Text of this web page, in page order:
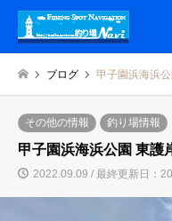
ブログ 甲子園浜海浜
その他の情報 釣り場情報
甲子園浜海浜公園 東護
2022.09.09 / 最終更新日：